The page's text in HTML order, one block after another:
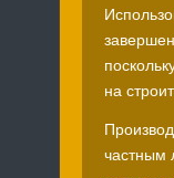
на
частным